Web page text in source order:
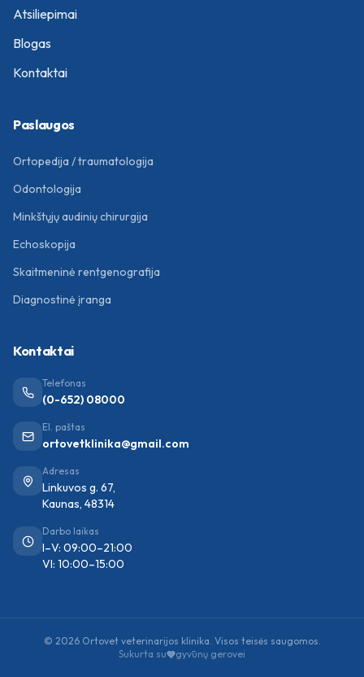
Atsiliepimai
Blogas
Kontaktai
Paslaugos
Ortopedija / traumatologija
Odontologija
Minkštųjų audinių chirurgija
Echoskopija
Skaitmeninė rentgenografija
Diagnostinė įranga
Kontaktai
Telefonas
(0-652) 08000
El. paštas
ortovetklinika@gmail.com
Adresas
Linkuvos g. 67,
Kaunas, 48314
Darbo laikas
I–V: 09:00–21:00
VI: 10:00–15:00
© 2026Ortovet veterinarijos klinika. Visos teisės saugomos.
Sukurta su
gyvūnų gerovei